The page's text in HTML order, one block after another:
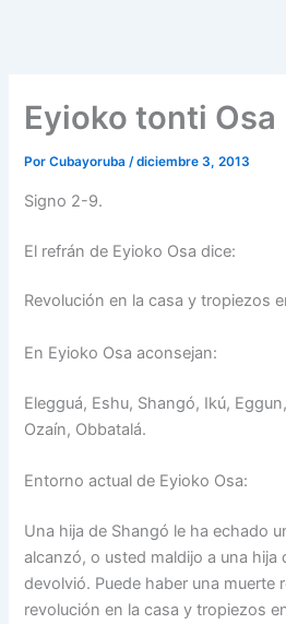
Eyioko tonti Osa
PorCubayoruba/diciembre 3, 2013
Signo 2-9.
El refrán de Eyioko Osa dice:
Revolución en la casa y tropiezos
En Eyioko Osa aconsejan:
Elegguá, Eshu, Shangó, Ikú,
Ozaín, Obbatalá.
Entorno actual de Eyioko Osa:
Una hija de Shangó le ha echado
alcanzó, o usted maldijo a una hija
devolvió. Puede haber una muerte
revolución en la casa y tropiezos